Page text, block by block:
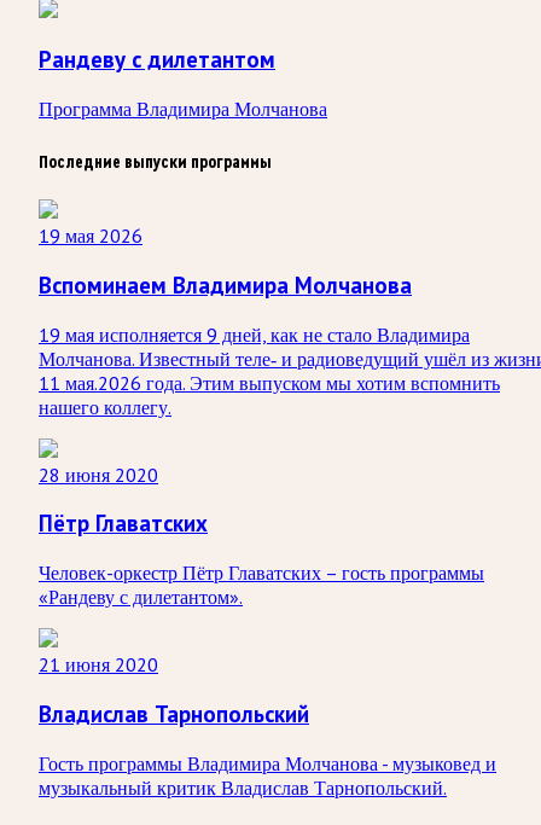
Рандеву с дилетантом
Программа Владимира Молчанова
Последние выпуски программы
19 мая 2026
Вспоминаем Владимира Молчанова
19 мая исполняется 9 дней, как не стало Владимира
Молчанова. Известный теле‑ и радиоведущий ушёл из
11 мая.2026 года. Этим выпуском мы хотим вспомнить
нашего коллегу.
28 июня 2020
Пётр Главатских
Человек-оркестр Пётр Главатских – гость программы
«Рандеву с дилетантом».
21 июня 2020
Владислав Тарнопольский
Гость программы Владимира Молчанова - музыковед и
музыкальный критик Владислав Тарнопольский.